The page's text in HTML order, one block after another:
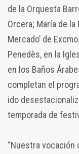
de la Orquesta
Orcera; María de la
Mercado’ de
Penedès, en la
en los Baños
completan el
ido
temporada de
“Nuestra